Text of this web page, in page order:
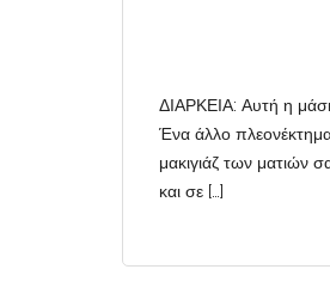
ΔΙΑΡΚΕΙΑ: Αυτή η
Ένα άλλο
μακιγιάζ των ματιών
και σε […]